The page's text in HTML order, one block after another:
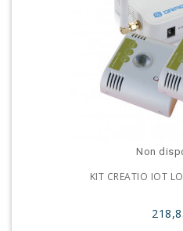
Non
KIT CREATIO IOT